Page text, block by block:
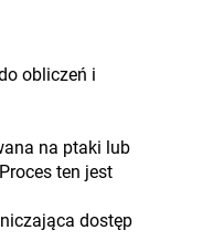
obliczeń i
na ptaki lub
ten jest
dostęp